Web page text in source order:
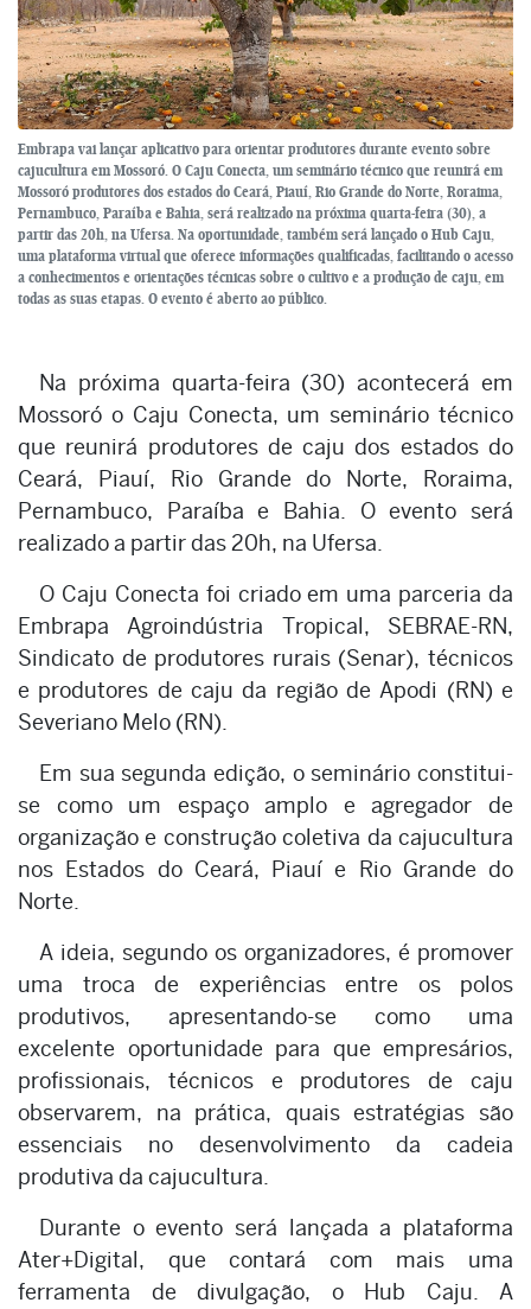
Embrapa vai lançar aplicativo para orientar produtores durante evento sobre
cajucultura em Mossoró. O Caju Conecta, um seminário técnico que reunirá em
Mossoró produtores dos estados do Ceará, Piauí, Rio Grande do Norte, Roraima,
Pernambuco, Paraíba e Bahia, será realizado na próxima quarta-feira (30), a
partir das 20h, na Ufersa. Na oportunidade, também será lançado o Hub Caju,
uma plataforma virtual que oferece informações qualificadas, facilitando o acesso
a conhecimentos e orientações técnicas sobre o cultivo e a produção de caju, em
todas as suas etapas. O evento é aberto ao público.
Na próxima quarta-feira (30) acontecerá em
Mossoró o Caju Conecta, um seminário técnico
que reunirá produtores de caju dos estados do
Ceará, Piauí, Rio Grande do Norte, Roraima,
Pernambuco, Paraíba e Bahia. O evento será
realizado a partir das 20h, na Ufersa.
O Caju Conecta foi criado em uma parceria da
Embrapa Agroindústria Tropical, SEBRAE-RN,
Sindicato de produtores rurais (Senar), técnicos
e produtores de caju da região de Apodi (RN) e
Severiano Melo (RN).
Em sua segunda edição, o seminário constitui-
se como um espaço amplo e agregador de
organização e construção coletiva da cajucultura
nos Estados do Ceará, Piauí e Rio Grande do
Norte.
A ideia, segundo os organizadores, é promover
uma troca de experiências entre os polos
produtivos, apresentando-se como uma
excelente oportunidade para que empresários,
profissionais, técnicos e produtores de caju
observarem, na prática, quais estratégias são
essenciais no desenvolvimento da cadeia
produtiva da cajucultura.
Durante o evento será lançada a plataforma
Ater+Digital, que contará com mais uma
ferramenta de divulgação, o Hub Caju. A